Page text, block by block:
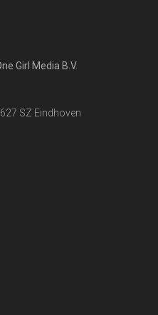
Girl Media B.V.
SZ Eindhoven